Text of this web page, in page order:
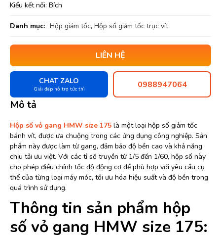
Kiểu kết nối: Bích
Danh mục: Hộp giảm tốc, Hộp số giảm tốc trục vít
LIÊN HỆ
CHAT ZALO
Giải đáp hỗ trợ tức thì 0988947064
Mô tả
Hộp số vỏ gang HMW size 175 là một loại hộp số giảm tốc
bánh vít, được ưa chuộng trong các ứng dụng công nghiệp. Sản
phẩm này được làm từ gang, đảm bảo độ bền cao và khả năng
chịu tải ưu việt. Với các tỉ số truyền từ 1/5 đến 1/60, hộp số này
cho phép điều chỉnh tốc độ động cơ để phù hợp với yêu cầu cụ
thể của từng loại máy móc, tối ưu hóa hiệu suất và độ bền trong
quá trình sử dụng.
Thông tin sản phẩm hộp
số vỏ gang HMW size 175: